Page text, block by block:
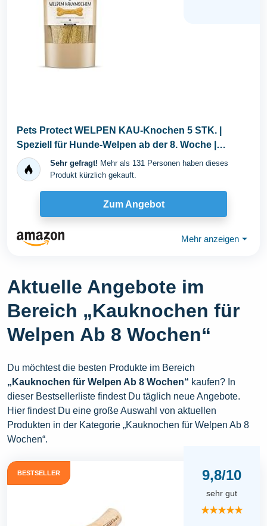
Pets Protect WELPEN KAU-Knochen 5 STK. |
Speziell für Hunde-Welpen ab der 8. Woche |
Glutenfrei...Sehr gefragt! Mehr als 131 Personen haben dieses
Produkt kürzlich gekauft.
Zum Angebot
Mehr anzeigen ⏷
Aktuelle Angebote im
Bereich „Kauknochen für
Welpen Ab 8 Wochen“
Du möchtest die besten Produkte im Bereich
„Kauknochen für Welpen Ab 8 Wochen“ kaufen? In
dieser Bestsellerliste findest Du täglich neue Angebote.
Hier findest Du eine große Auswahl von aktuellen
Produkten in der Kategorie „Kauknochen für Welpen Ab 8
Wochen“.
BESTSELLER 9,8/10
sehr gut
★★★★★